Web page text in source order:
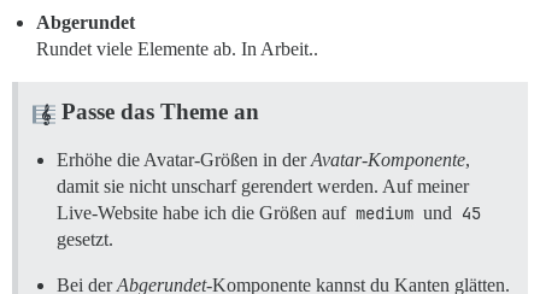
Abgerundet
Rundet viele Elemente ab. In Arbeit..
Passe das Theme an
Erhöhe die Avatar-Größen in derAvatar-Komponente,
damit sie nicht unscharf gerendert werden. Auf meiner
Live-Website habe ich die Größen auf medium und 45
gesetzt.
Bei derAbgerundet-Komponente kannst du Kanten glätten.